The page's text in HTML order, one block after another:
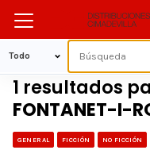
1 resultados
FONTANET-I-
GENERAL FICCIÓN NO FICCIÓN